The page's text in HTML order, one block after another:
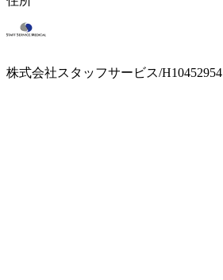
株式会社スタッフサービス/H10452954